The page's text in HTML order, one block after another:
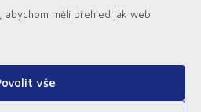
měli přehled jak web
vše
hraní najdete zde
|